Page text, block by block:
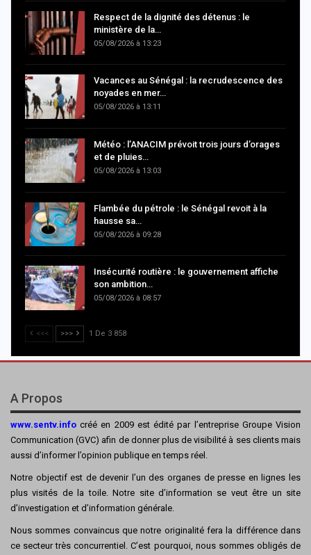
Respect de la dignité des détenus : le
ministère de la…
05/08/2026 à 13:23
Vacances au Sénégal : la recrudescence des
noyades en mer…
05/08/2026 à 13:11
Météo : l’ANACIM prévoit trois jours d’orages
et de pluies…
05/08/2026 à 13:03
Flambée du pétrole : le Sénégal revoit à la
hausse sa…
05/08/2026 à 09:28
Insécurité routière : le gouvernement affiche
son ambition…
05/08/2026 à 08:57
<<< >>> 1 De 3 858
A Propos
www.sentv.info créé en 2009 est édité par l’entreprise Groupe Vision
Communication (GVC) afin de donner plus de visibilité à ses clients mais
aussi d’informer l’opinion publique en temps réel.
Notre objectif est de devenir l’un des organes de presse en lignes les
plus visités de la toile. Notre site d’information se veut être un site
d’investigation et d’information générale.
Nous sommes convaincus que notre originalité fera la différence dans
ce secteur très concurrentiel. C’est pourquoi, nous sommes obligés de